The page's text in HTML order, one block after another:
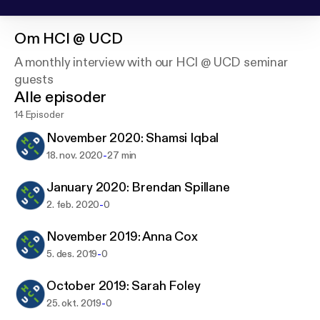
Om HCI @ UCD
A monthly interview with our HCI @ UCD seminar
guests
Alle episoder
14 Episoder
November 2020: Shamsi Iqbal
18. nov. 2020-27 min
January 2020: Brendan Spillane
2. feb. 2020-0
November 2019: Anna Cox
5. des. 2019-0
October 2019: Sarah Foley
25. okt. 2019-0